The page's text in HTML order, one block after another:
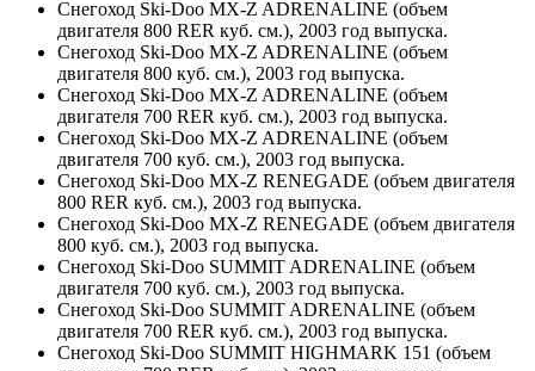
Снегоход Ski-Doo MX-Z ADRENALINE (объем
двигателя 800 RER куб. см.), 2003 год выпуска.
Снегоход Ski-Doo MX-Z ADRENALINE (объем
двигателя 800 куб. см.), 2003 год выпуска.
Снегоход Ski-Doo MX-Z ADRENALINE (объем
двигателя 700 RER куб. см.), 2003 год выпуска.
Снегоход Ski-Doo MX-Z ADRENALINE (объем
двигателя 700 куб. см.), 2003 год выпуска.
Снегоход Ski-Doo MX-Z RENEGADE (объем двигателя
800 RER куб. см.), 2003 год выпуска.
Снегоход Ski-Doo MX-Z RENEGADE (объем двигателя
800 куб. см.), 2003 год выпуска.
Снегоход Ski-Doo SUMMIT ADRENALINE (объем
двигателя 700 куб. см.), 2003 год выпуска.
Снегоход Ski-Doo SUMMIT ADRENALINE (объем
двигателя 700 RER куб. см.), 2003 год выпуска.
Снегоход Ski-Doo SUMMIT HIGHMARK 151 (объем